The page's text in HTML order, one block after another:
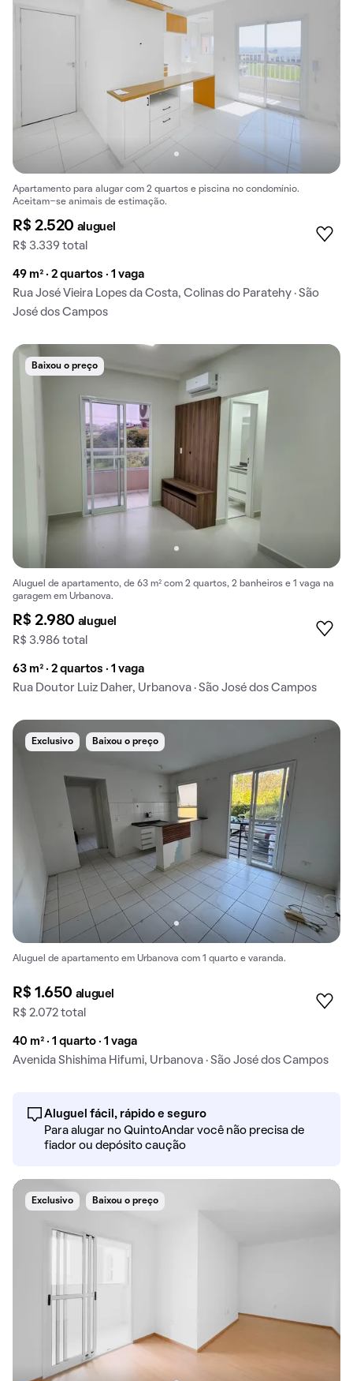
Apartamento para alugar com 2 quartos e piscina no condomínio.
Aceitam-se animais de estimação.
R$ 2.520 aluguel
R$ 3.339 total
49 m² · 2 quartos · 1 vaga
Rua José Vieira Lopes da Costa, Colinas do Paratehy · São
José dos Campos
Baixou o preço
Aluguel de apartamento, de 63 m² com 2 quartos, 2 banheiros e 1 vaga na
garagem em Urbanova.
R$ 2.980 aluguel
R$ 3.986 total
63 m² · 2 quartos · 1 vaga
Rua Doutor Luiz Daher, Urbanova · São José dos Campos
Exclusivo Baixou o preço
Aluguel de apartamento em Urbanova com 1 quarto e varanda.
R$ 1.650 aluguel
R$ 2.072 total
40 m² · 1 quarto · 1 vaga
Avenida Shishima Hifumi, Urbanova · São José dos Campos
Aluguel fácil, rápido e seguro
Para alugar no QuintoAndar você não precisa de
fiador ou depósito caução
Exclusivo Baixou o preço